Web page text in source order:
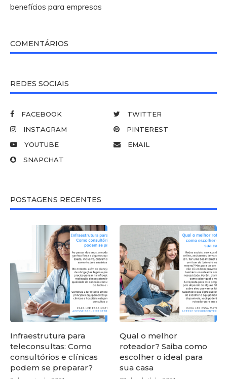
benefícios para empresas
COMENTÁRIOS
REDES SOCIAIS
FACEBOOK
TWITTER
INSTAGRAM
PINTEREST
YOUTUBE
EMAIL
SNAPCHAT
POSTAGENS RECENTES
Infraestrutura para
teleconsultas: Como
consultórios e clínicas
podem se preparar?
Qual o melhor
roteador? Saiba como
escolher o ideal para
sua casa